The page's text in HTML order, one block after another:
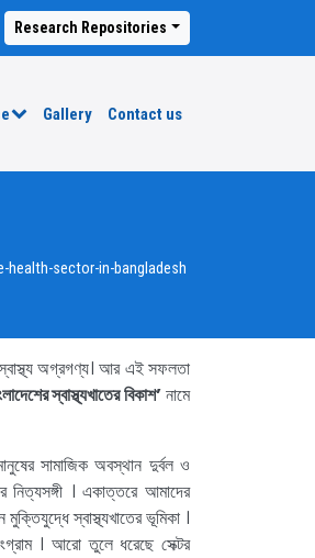
Research Repositories
Gallery Contact us
health-sector-in-bangladesh
স্বাস্থ্য অগ্রগণ্য। আর এই সফলতা
স্বাস্থ্যখাতের বিকাশ’নামে
সামাজিক অবস্থান দুর্বল ও
নিত্যসঙ্গী । একাত্তরে আমাদের
স্বাস্থ্যখাতের ভূমিকা ।
। আরো তুলে ধরেছে সেক্টর